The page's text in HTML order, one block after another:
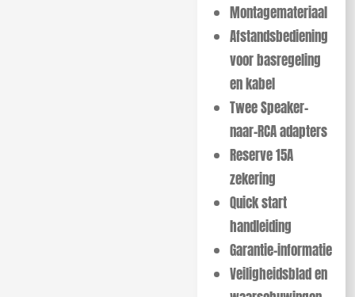
Montagemateriaal
Afstandsbediening
voor basregeling
en kabel
Twee Speaker-
naar-RCA adapters
Reserve 15A
zekering
Quick start
handleiding
Garantie-informatie
Veiligheidsblad en